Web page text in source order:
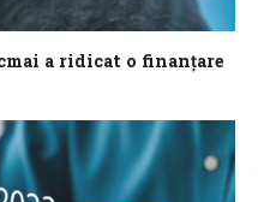
a ridicat o finanțare
de expirare, estimează să